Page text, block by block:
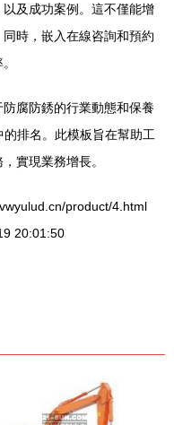
及成功案例。這不僅能增
時，嵌入在線咨詢和預約
腐防銹的行業動態和保養
排名。此模板旨在幫助工
實現業務增長。
product/4.html
20:01:50